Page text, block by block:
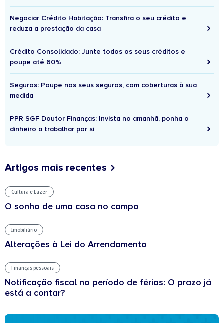
Negociar Crédito Habitação: Transfira o seu crédito e
reduza a prestação da casa
Crédito Consolidado: Junte todos os seus créditos e
poupe até 60%
Seguros: Poupe nos seus seguros, com coberturas à sua
medida
PPR SGF Doutor Finanças: Invista no amanhã, ponha o
dinheiro a trabalhar por si
Artigos mais recentes
Cultura e Lazer
O sonho de uma casa no campo
Imobiliário
Alterações à Lei do Arrendamento
Finanças pessoais
Notificação fiscal no período de férias: O prazo já
está a contar?